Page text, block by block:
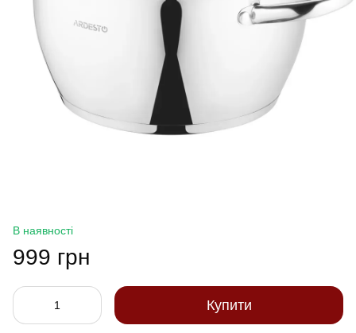
В наявності
999 грн
Купити